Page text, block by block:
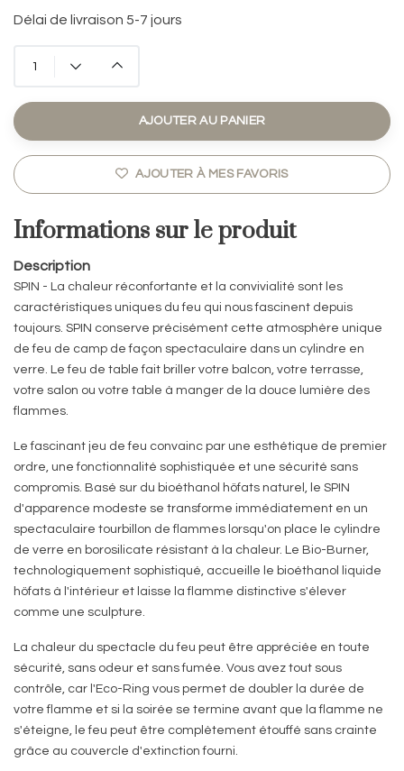
Délai de livraison 5-7 jours
AJOUTER AU PANIER
AJOUTER À MES FAVORIS
Informations sur le produit
Description
SPIN - La chaleur réconfortante et la convivialité sont les
caractéristiques uniques du feu qui nous fascinent depuis
toujours. SPIN conserve précisément cette atmosphère unique
de feu de camp de façon spectaculaire dans un cylindre en
verre. Le feu de table fait briller votre balcon, votre terrasse,
votre salon ou votre table à manger de la douce lumière des
flammes.
Le fascinant jeu de feu convainc par une esthétique de premier
ordre, une fonctionnalité sophistiquée et une sécurité sans
compromis. Basé sur du bioéthanol höfats naturel, le SPIN
d'apparence modeste se transforme immédiatement en un
spectaculaire tourbillon de flammes lorsqu'on place le cylindre
de verre en borosilicate résistant à la chaleur. Le Bio-Burner,
technologiquement sophistiqué, accueille le bioéthanol liquide
höfats à l'intérieur et laisse la flamme distinctive s'élever
comme une sculpture.
La chaleur du spectacle du feu peut être appréciée en toute
sécurité, sans odeur et sans fumée. Vous avez tout sous
contrôle, car l'Eco-Ring vous permet de doubler la durée de
votre flamme et si la soirée se termine avant que la flamme ne
s'éteigne, le feu peut être complètement étouffé sans crainte
grâce au couvercle d'extinction fourni.